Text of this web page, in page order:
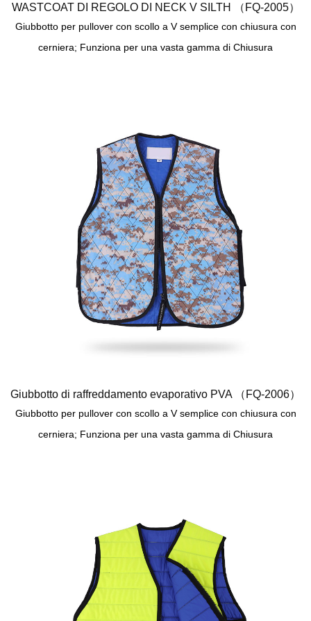
WASTCOAT DI REGOLO DI NECK V SILTH （FQ-2005）
Giubbotto per pullover con scollo a V semplice con chiusura con
cerniera; Funziona per una vasta gamma di Chiusura
Giubbotto di raffreddamento evaporativo PVA （FQ-2006）
Giubbotto per pullover con scollo a V semplice con chiusura con
cerniera; Funziona per una vasta gamma di Chiusura